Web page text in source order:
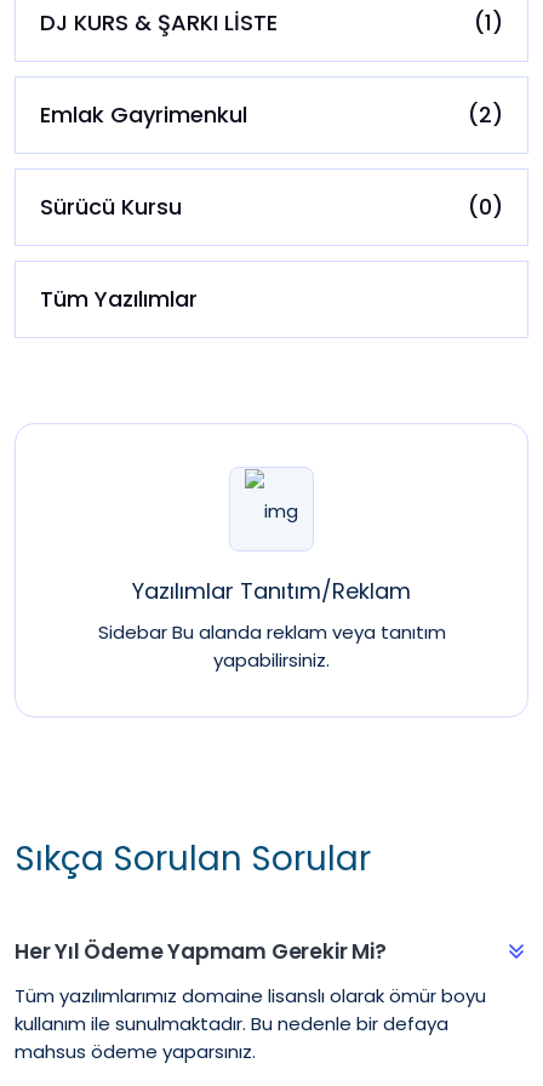
DJ KURS & ŞARKI LİSTE (1)
Emlak Gayrimenkul (2)
Sürücü Kursu (0)
Tüm Yazılımlar
Yazılımlar Tanıtım/Reklam
Sidebar Bu alanda reklam veya tanıtım
yapabilirsiniz.
Sıkça Sorulan Sorular
Her Yıl Ödeme Yapmam Gerekir Mi?
Tüm yazılımlarımız domaine lisanslı olarak ömür boyu
kullanım ile sunulmaktadır. Bu nedenle bir defaya
mahsus ödeme yaparsınız.